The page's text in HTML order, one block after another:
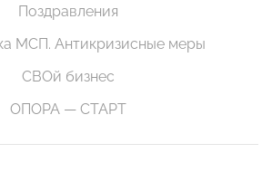
Поздравления
МСП. Антикризисные меры
СВОй бизнес
ОПОРА — СТАРТ